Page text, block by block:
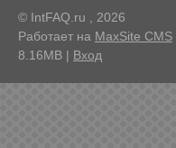
© IntFAQ.ru , 2026
Работает на MaxSite CMS
8.16MB | Вход